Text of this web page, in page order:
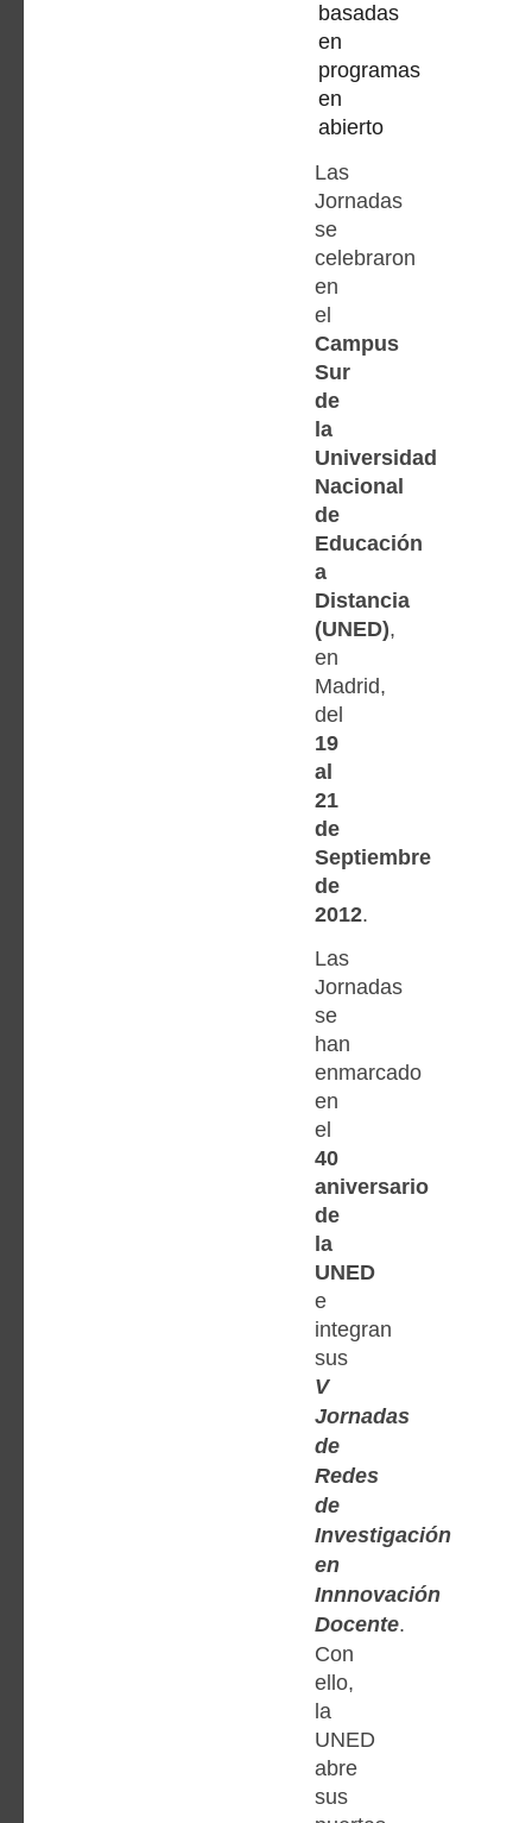
basadas
en
programas
en
abierto
Las
Jornadas
se
celebraron
en
el
Campus
Sur
de
la
Universidad
Nacional
de
Educación
a
Distancia
(UNED),
en
Madrid,
del
19
al
21
de
Septiembre
de
2012.
Las
Jornadas
se
han
enmarcado
en
el
40
aniversario
de
la
UNED
e
integran
sus
V
Jornadas
de
Redes
de
Investigación
en
Innnovación
Docente.
Con
ello,
la
UNED
abre
sus